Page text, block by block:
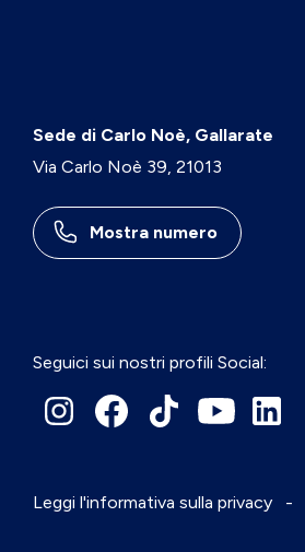
Sede di Carlo Noè, Gallarate
Via Carlo Noè 39, 21013
Mostra numero
Seguici sui nostri profili Social:
Leggi l'informativa sulla privacy -